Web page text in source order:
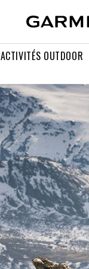
ACTIVITÉS OUTDOOR